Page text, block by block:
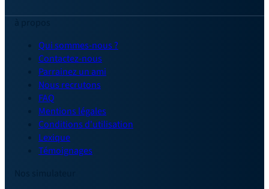
Qui sommes-nous ?
Contactez-nous
Parrainez un ami
Nous recrutons
FAQ
Mentions légales
Conditions d'utilisation
Lexique
Témoignages